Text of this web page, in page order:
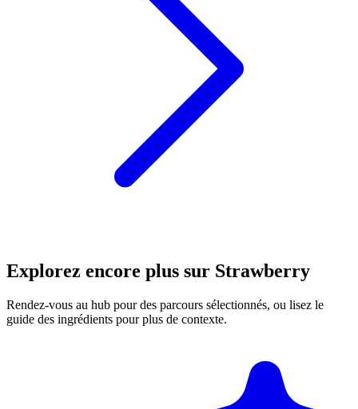
Explorez encore plus sur Strawberry
Rendez-vous au hub pour des parcours sélectionnés, ou lisez le
guide des ingrédients pour plus de contexte.